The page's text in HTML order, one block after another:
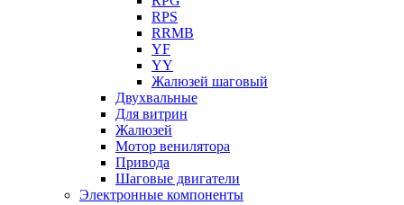
RPS
RRMB
YF
YY
Жалюзей шаговый
Двухвальные
Для витрин
Жалюзей
Мотор венилятора
Привода
Шаговые двигатели
Электронные компоненты